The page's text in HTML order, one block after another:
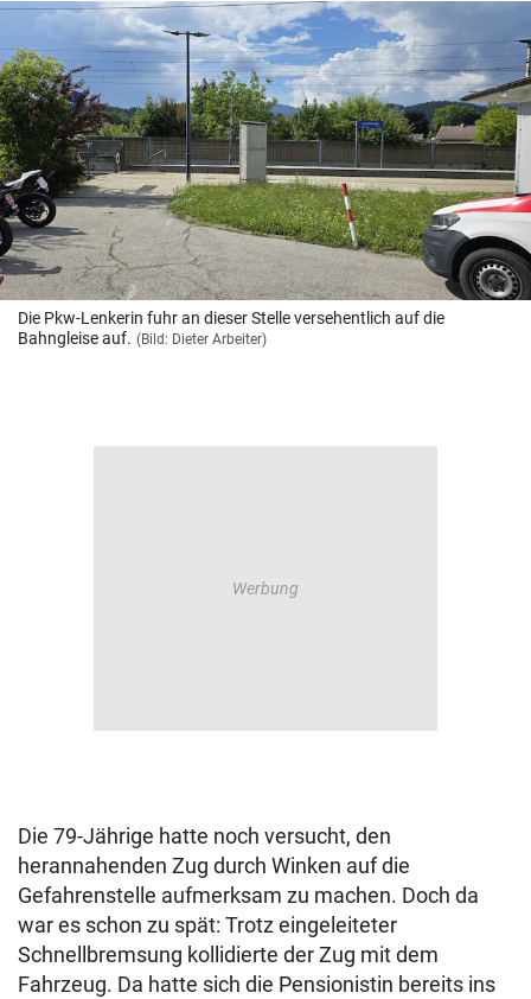
Die Pkw-Lenkerin fuhr an dieser Stelle versehentlich auf die
Bahngleise auf. (Bild: Dieter Arbeiter)
Die 79-Jährige hatte noch versucht, den
herannahenden Zug durch Winken auf die
Gefahrenstelle aufmerksam zu machen. Doch da
war es schon zu spät: Trotz eingeleiteter
Schnellbremsung kollidierte der Zug mit dem
Fahrzeug. Da hatte sich die Pensionistin bereits ins